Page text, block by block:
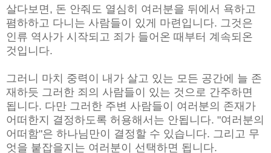
살다보면, 돈 안줘도 열심히 여러분을 뒤에서 욕하고
폄하하고 다니는 사람들이 있게 마련입니다. 그것은
인류 역사가 시작되고 죄가 들어온 때부터 계속되온
것입니다.
그러니 마치 중력이 내가 살고 있는 모든 공간에 늘 존
재하듯 그러한 죄의 사람들이 있는 것으로 간주하면
됩니다. 다만 그러한 주변 사람들이 여러분의 존재가
어떠한지 결정하도록 허용해서는 안됩니다. "여러분의
어떠함"은 하나님만이 결정할 수 있습니다. 그리고 무
엇을 붙잡을지는 여러분이 선택하면 됩니다.